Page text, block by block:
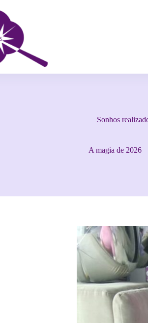
Sonhos
A magia de 2026